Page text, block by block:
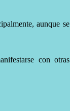
aunque se
con otras